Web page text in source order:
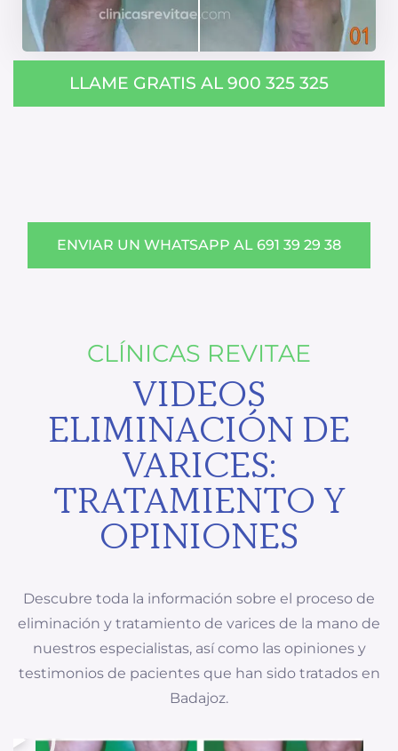
LLAME GRATIS AL 900 325 325
ENVIAR UN WHATSAPP AL 691 39 29 38
CLÍNICAS REVITAE
VIDEOS
ELIMINACIÓN DE
VARICES:
TRATAMIENTO Y
OPINIONES
Descubre toda la información sobre el proceso de
eliminación y tratamiento de varices de la mano de
nuestros especialistas, así como las opiniones y
testimonios de pacientes que han sido tratados en
Badajoz.